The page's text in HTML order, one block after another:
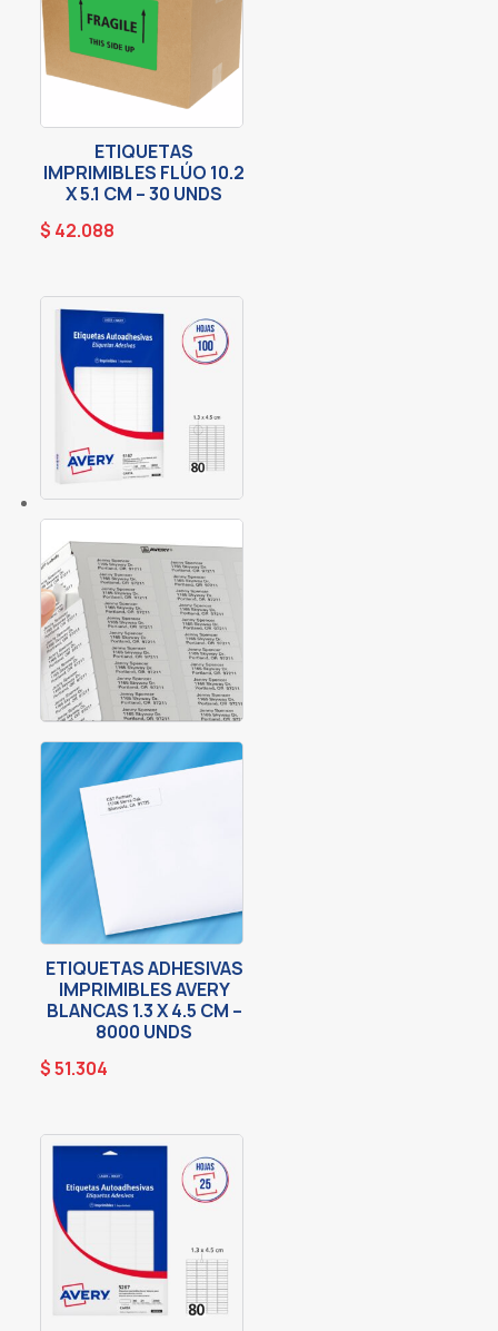
ETIQUETAS
IMPRIMIBLES FLÚO 10.2
X 5.1 CM – 30 UNDS
$ 42.088
ETIQUETAS ADHESIVAS
IMPRIMIBLES AVERY
BLANCAS 1.3 X 4.5 CM –
8000 UNDS
$51.304